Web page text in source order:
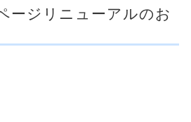
ージリニューアルのお